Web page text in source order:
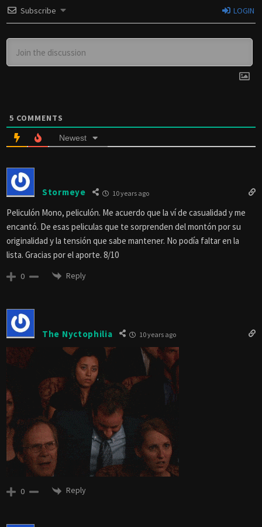
Subscribe LOGIN
5 COMMENTS
Newest
Stormeye 10 years ago
Peliculón Mono, peliculón. Me acuerdo que la ví de casualidad y me
encantó. De esas peliculas que te sorprenden del montón por su
originalidad y la tensión que sabe mantener. No podía faltar en la
lista. Gracias por el aporte. 8/10
0 Reply
The Nyctophilia 10 years ago
0 Reply